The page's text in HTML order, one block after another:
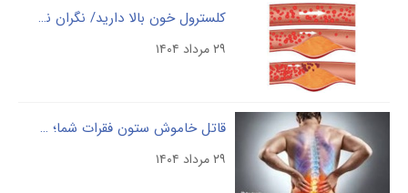
کلسترول خون بالا دارید/ نگران نباشید با این موارد کنترل کنید
قاتل خاموش ستون فقرات شما؛ علل و درمان درد را بشناسید
۲۹ مرداد ۱۴۰۴